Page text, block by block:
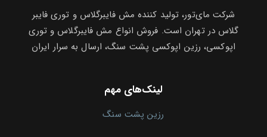
شرکت مای‌تور، تولید کننده مش فایبرگلاس و توری فایبر
گلاس در تهران است. فروش انواع مش فایبرگلاس و توری
اپوکسی، رزین اپوکسی پشت سنگ، ارسال به سرار ایران
لینک‌های مهم
رزین پشت سنگ